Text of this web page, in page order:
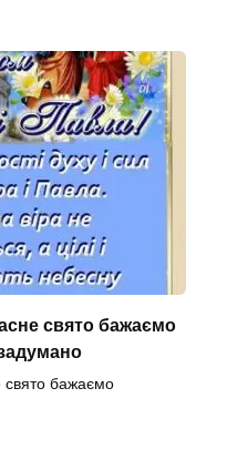
свято бажаємо
свято бажаємо